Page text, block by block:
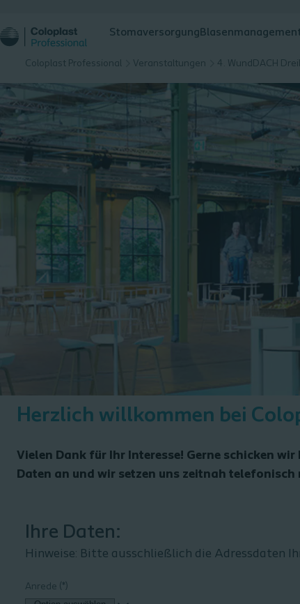
Stomaversorgung
Coloplast Professional Veranstaltungen 4. WundDACH
Herzlich willkommen bei
Vielen Dank für Ihr Interesse! Gerne schicken
Daten an und wir setzen uns zeitnah telefonisch
Ihre Daten:
Anrede